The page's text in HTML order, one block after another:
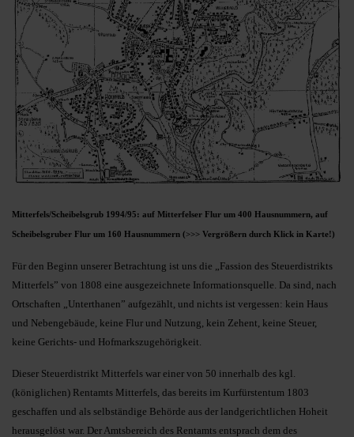
Mitterfels/Scheibelsgrub 1994/95: auf Mitterfelser Flur um 400 Hausnummern, auf
Scheibelsgruber Flur um 160 Hausnummern (>>> Vergrößern durch Klick in Karte!)
Für den Beginn unserer Betrachtung ist uns die „Fassion des Steuerdistrikts
Mitterfels” von 1808 eine ausgezeichnete Informationsquelle. Da sind, nach
Ortschaften „Unterthanen” aufgezählt, und nichts ist vergessen: kein Haus
und Nebengebäude, keine Flur und Nutzung, kein Zehent, keine Steuer,
keine Gerichts- und Hofmarkszugehörigkeit.
Dieser Steuerdistrikt Mitterfels war einer von 50 innerhalb des kgl.
(königlichen) Rentamts Mitterfels, das bereits im Kurfürstentum 1803
geschaffen und als selbständige Behörde aus der landgerichtlichen Hoheit
herausgelöst war. Der Amtsbereich des Rentamts entsprach dem des